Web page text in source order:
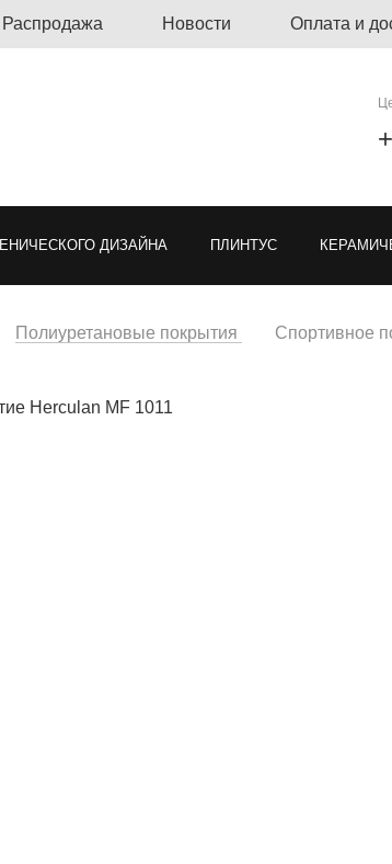
Распродажа Новости Оплата и
ДИЗАЙНА ПЛИНТУС
ПЛИТКА, КОВРЫ
ГАЗОННАЯ РЕШЕТКА ДЛЯ ПАРКОВКИ
Полиуретановые покрытия Спортивное